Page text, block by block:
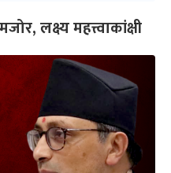
लक्ष्य महत्त्वाकांक्षी